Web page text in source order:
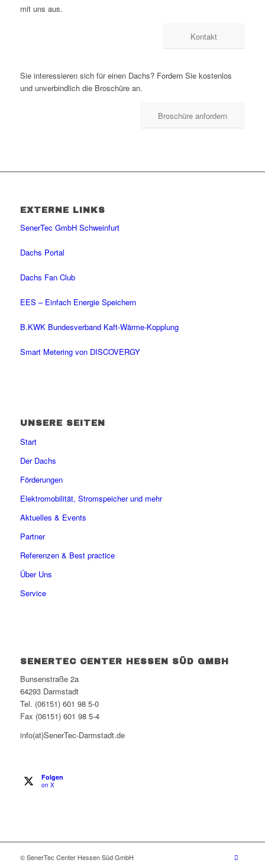
mit uns aus.
Kontakt
Sie interessieren sich für einen Dachs? Fordern Sie kostenlos
und unverbindlich die Broschüre an.
Broschüre anfordern
EXTERNE LINKS
SenerTec GmbH Schweinfurt
Dachs Portal
Dachs Fan Club
EES – Einfach Energie Speichern
B.KWK Bundesverband Kaft-Wärme-Kopplung
Smart Metering von DISCOVERGY
UNSERE SEITEN
Start
Der Dachs
Förderungen
Elektromobilität, Stromspeicher und mehr
Aktuelles & Events
Partner
Referenzen & Best practice
Über Uns
Service
SENERTEC CENTER HESSEN SÜD GMBH
Bunsenstraße 2a
64293 Darmstadt
Tel. (06151) 601 98 5-0
Fax (06151) 601 98 5-4
info(at)SenerTec-Darmstadt.de
Folgen
on X
© SenerTec Center Hessen Süd GmbH